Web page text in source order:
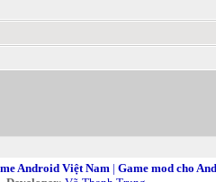
Android Việt Nam | Game mod cho